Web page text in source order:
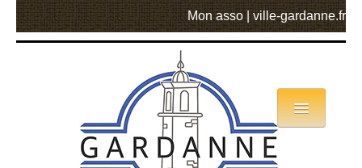
Mon asso ville-gardanne.fr
Annuaire